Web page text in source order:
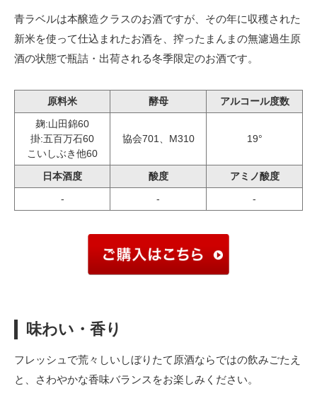
青ラベルは本醸造クラスのお酒ですが、その年に収穫された
新米を使って仕込まれたお酒を、搾ったまんまの無濾過生原
酒の状態で瓶詰・出荷される冬季限定のお酒です。
原料米 酵母
アルコール度数
麹:山田錦60
掛:五百万石60
こいしぶき他60
協会701、M310 19°
日本酒度 酸度
アミノ酸度
-
- -
味わい・香り
フレッシュで荒々しいしぼりたて原酒ならではの飲みごたえ
と、さわやかな香味バランスをお楽しみください。